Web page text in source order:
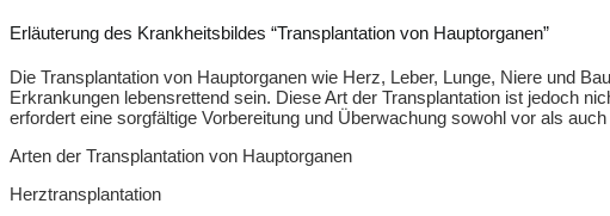
Erläuterung des Krankheitsbildes “Transplantation von Hauptorganen”
Die Transplantation von Hauptorganen wie Herz, Leber, Lunge, Niere und
Erkrankungen lebensrettend sein. Diese Art der Transplantation ist jedoch
erfordert eine sorgfältige Vorbereitung und Überwachung sowohl vor als
Arten der Transplantation von Hauptorganen
Herztransplantation